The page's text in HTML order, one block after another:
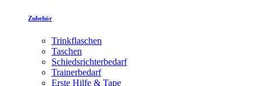
Zubehör
Trinkflaschen
Taschen
Schiedsrichterbedarf
Trainerbedarf
Erste Hilfe & Tape